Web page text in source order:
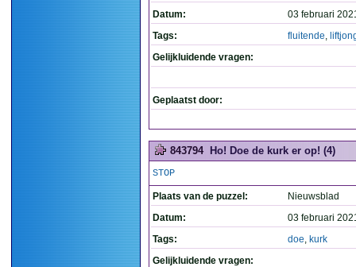
Datum:
03 februari
Tags:
fluitende,
Gelijkluidende vragen:
Geplaatst door:
843794 Ho! Doe de kurk er op! (4)
STOP
Plaats van de puzzel:
Nieuwsblad
Datum:
03 februari
Tags:
doe, kurk
Gelijkluidende vragen: